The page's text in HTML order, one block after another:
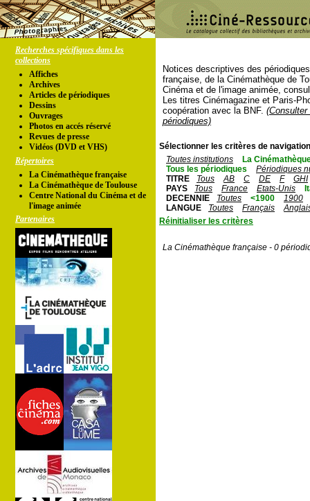
Recherches spécifiques dans les
collections
Affiches
Archives
Articles de périodiques
Dessins
Ouvrages
Photos en accés réservé
Revues de presse
Vidéos (DVD et VHS)
Répertoires
La Cinémathèque française
La Cinémathèque de Toulouse
Centre National du Cinéma et de
l'image animée
Partenaires
Notices descriptives des
française, de la Cinémathèque de
Cinéma et de l'image animée,
Les titres Cinémagazine et Paris-
coopération avec la BNF.
périodiques)
Sélectionner les critères de
Toutes institutions
La
Tous les périodiques
Périodiques
TITRE
Tous AB C DE F
GHI
PAYS
Tous France Etats-Unis
DECENNIE
Toutes <1900
1900
LANGUE
Toutes Français
Réinitialiser les critères
La Cinémathèque française - 0